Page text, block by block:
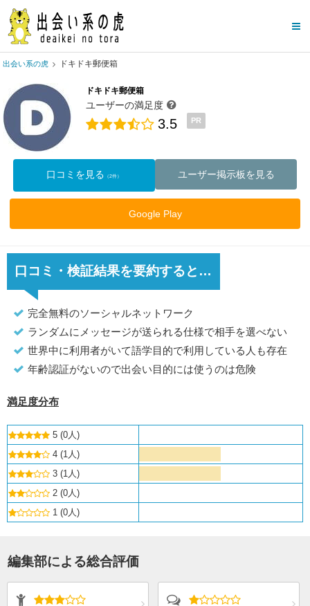
出会い系の虎 ドキドキ郵便箱
ドキドキ郵便箱
ユーザーの満足度
3.5 PR
口コミを見る （2件） ユーザー掲示板を見る
Google Play
口コミ・検証結果を要約すると…
完全無料のソーシャルネットワーク
ランダムにメッセージが送られる仕様で相手を選べない
世界中に利用者がいて語学目的で利用している人も存在
年齢認証がないので出会い目的には使うのは危険
満足度分布
5 (0人)
4 (1人)
3 (1人)
2 (0人)
1 (0人)
編集部による総合評価